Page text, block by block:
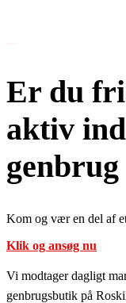
Er du
aktiv
Kom og vær en del af
Klik og ansøg nu
Vi modtager dagligt
genbrugsbutik på